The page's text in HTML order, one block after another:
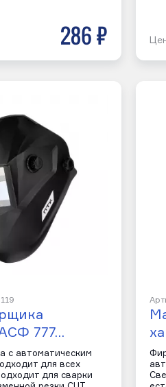
286 р
777…
с автоматическим
для всех
для сварки